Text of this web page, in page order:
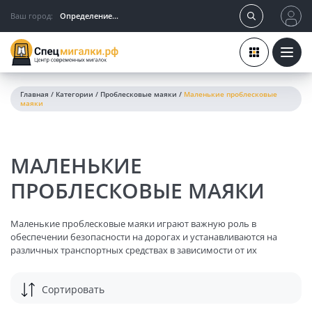
Ваш город: Определение...
Главная / Категории / Проблесковые маяки / Маленькие проблесковые
маяки
МАЛЕНЬКИЕ
ПРОБЛЕСКОВЫЕ МАЯКИ
Маленькие проблесковые маяки играют важную роль в
обеспечении безопасности на дорогах и устанавливаются на
различных транспортных средствах в зависимости от их
Сортировать